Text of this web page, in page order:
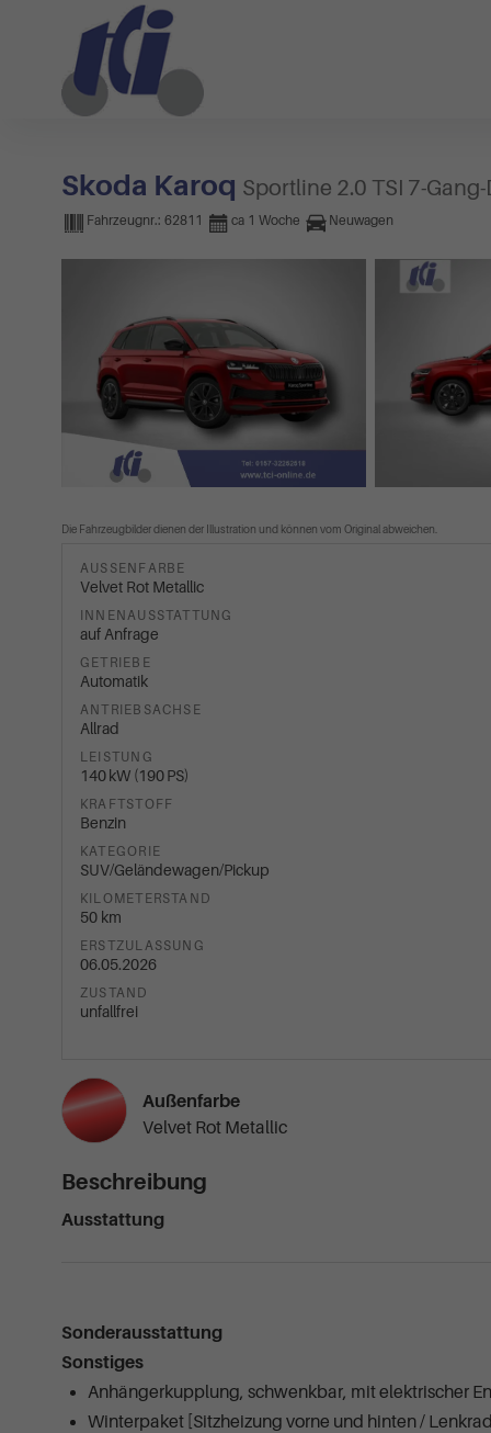
Skoda Karoq Sportline 2.0 TSI 7-Gang-
Fahrzeugnr.: 62811 ca 1 Woche Neuwagen
Die Fahrzeugbilder dienen der Illustration und können vom Original abweichen.
AUSSENFARBE
Velvet Rot Metallic
INNENAUSSTATTUNG
auf Anfrage
GETRIEBE
Automatik
ANTRIEBSACHSE
Allrad
LEISTUNG
140 kW (190 PS)
KRAFTSTOFF
Benzin
KATEGORIE
SUV/Geländewagen/Pickup
KILOMETERSTAND
50 km
ERSTZULASSUNG
06.05.2026
ZUSTAND
unfallfrei
Außenfarbe
Velvet Rot Metallic
Beschreibung
Ausstattung
Sonderausstattung
Sonstiges
Anhängerkupplung, schwenkbar, mit elektrischer
Winterpaket [Sitzheizung vorne und hinten /